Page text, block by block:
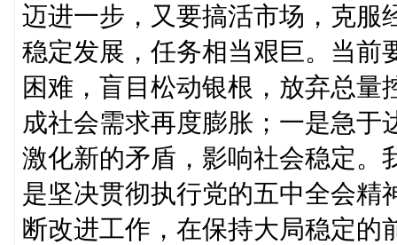
迈进一步，又要搞活市场，克服
稳定发展，任务相当艰巨。当前
困难，盲目松动银根，放弃总量
成社会需求再度膨胀；一是急于
激化新的矛盾，影响社会稳定。
是坚决贯彻执行党的五中全会精
断改进工作，在保持大局稳定的